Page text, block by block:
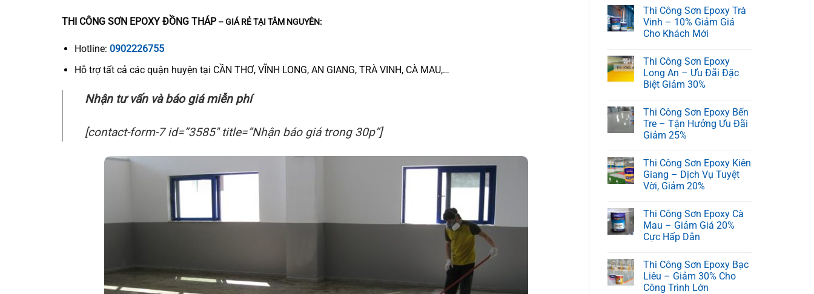
THI CÔNG SƠN EPOXY ĐỒNG THÁP– GIÁ RẺ TẠI TÂM NGUYÊN:
Hotline: 0902226755
Hỗ trợ tất cả các quận huyện tại CẦN THƠ, VĨNH LONG, AN GIANG, TRÀ VINH, CÀ MAU,…
Nhận tư vấn và báo giá miễn phí
[contact-form-7 id=”3585″ title=”Nhận báo giá trong 30p”]
Thi Công Sơn Epoxy Trà
Vinh – 10% Giảm Giá
Cho Khách Mới
Thi Công Sơn Epoxy
Long An – Ưu Đãi Đặc
Biệt Giảm 30%
Thi Công Sơn Epoxy Bến
Tre – Tận Hưởng Ưu Đãi
Giảm 25%
Thi Công Sơn Epoxy Kiên
Giang – Dịch Vụ Tuyệt
Vời, Giảm 20%
Thi Công Sơn Epoxy Cà
Mau – Giảm Giá 20%
Cực Hấp Dẫn
Thi Công Sơn Epoxy Bạc
Liêu – Giảm 30% Cho
Công Trình Lớn